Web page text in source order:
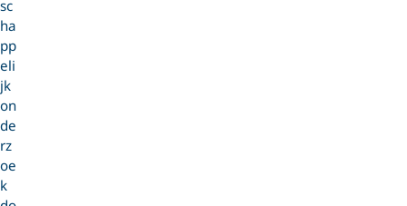
sc
ha
pp
eli
jk
on
de
rz
oe
k